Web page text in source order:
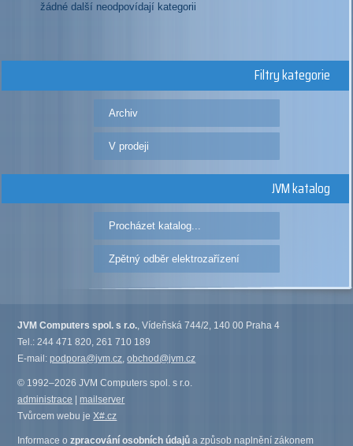
žádné další neodpovídají kategorii
Filtry kategorie
Archiv
V prodeji
JVM katalog
Procházet katalog...
Zpětný odběr elektrozařízení
JVM Computers spol. s r.o., Vídeňská 744/2, 140 00 Praha 4
Tel.: 244 471 820, 261 710 189
E-mail:podpora@jvm.cz,obchod@jvm.cz
© 1992–2026 JVM Computers spol. s r.o.
administrace |mailserver
Tvůrcem webu jeX#.cz
Informace ozpracování osobních údajů a způsob naplnění zákonem